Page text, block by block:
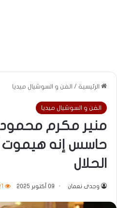
الرئيسية / الفن و السوشيال ميديا
الفن و السوشيال ميديا
منير مكرم محمود
حاسس إنه هيموت
الحلال
وجدى نعمان 09 أكتوبر 2025